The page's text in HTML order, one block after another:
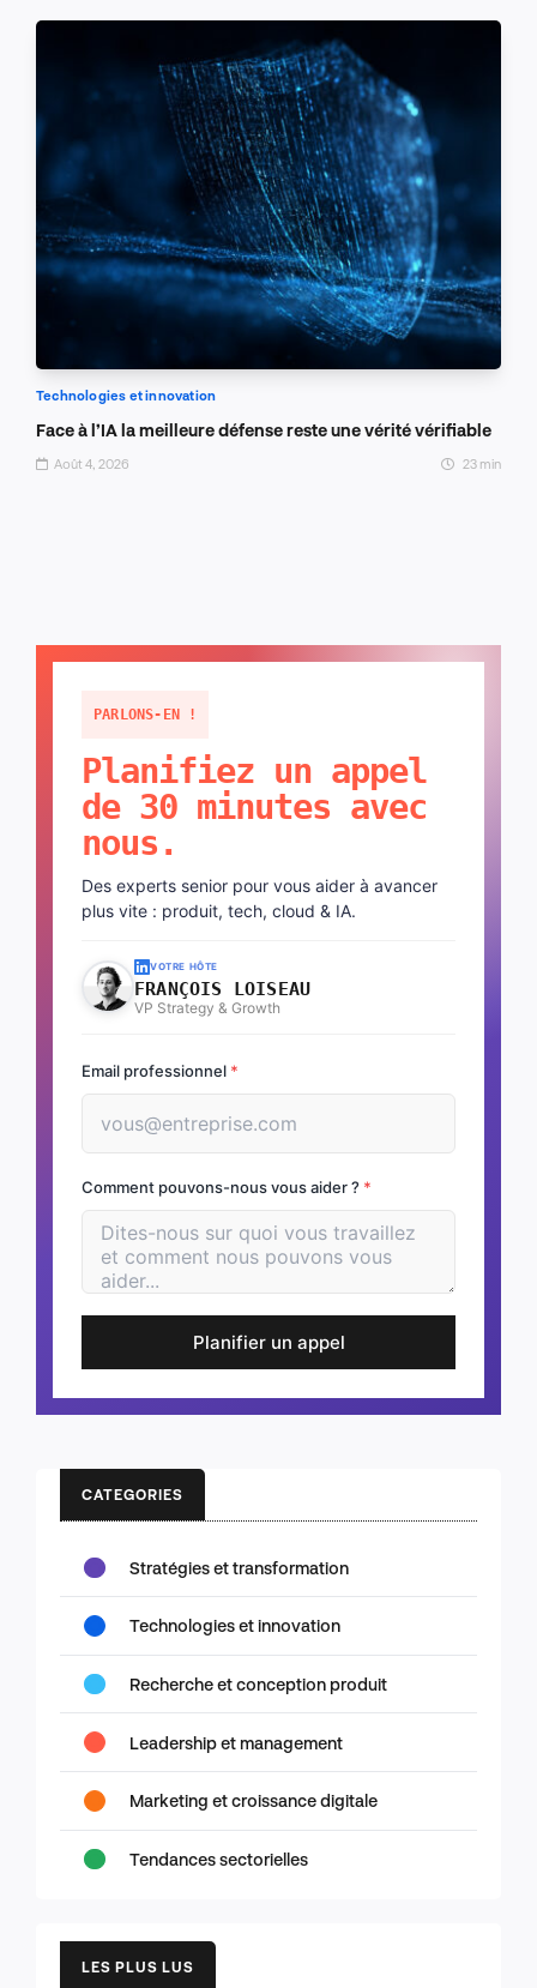
Technologies et innovation
Face à l’IA la meilleure défense reste une vérité vérifiable
Août 4, 2026 23 min
PARLONS-EN !
Planifiez un appel
de 30 minutes avec
nous.
Des experts senior pour vous aider à avancer
plus vite : produit, tech, cloud & IA.
VOTRE HÔTE
FRANÇOIS LOISEAU
VP Strategy & Growth
Email professionnel *
Comment pouvons-nous vous aider ? *
Planifier un appel
CATEGORIES
Stratégies et transformation
Technologies et innovation
Recherche et conception produit
Leadership et management
Marketing et croissance digitale
Tendances sectorielles
LES PLUS LUS